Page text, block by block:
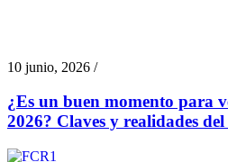
10 junio, 2026 /
¿Es un buen momento para
2026? Claves y realidades